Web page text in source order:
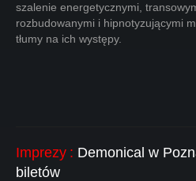
szalenie energetycznymi,
rozbudowanymi i hipnotyzującymi
tłumy na ich występy.
Imprezy : Demonical w
biletów